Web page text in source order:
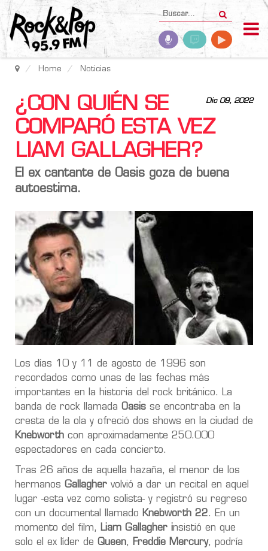
Home Noticias
Dic 09, 2022
¿CON QUIÉN SE
COMPARÓ ESTA VEZ
LIAM GALLAGHER?
El ex cantante de Oasis goza de buena
autoestima.
Los días 10 y 11 de agosto de 1996 son
recordados como unas de las fechas más
importantes en la historia del rock británico. La
banda de rock llamada Oasis se encontraba en la
cresta de la ola y ofreció dos shows en la ciudad de
Knebworth con aproximadamente 250.000
espectadores en cada concierto.
Tras 26 años de aquella hazaña, el menor de los
hermanos Gallagher volvió a dar un recital en aquel
lugar -esta vez como solista- y registró su regreso
con un documental llamado Knebworth 22. En un
momento del film,
Liam Gallagher insistió en que
solo el ex líder de Queen, Freddie Mercury, podría